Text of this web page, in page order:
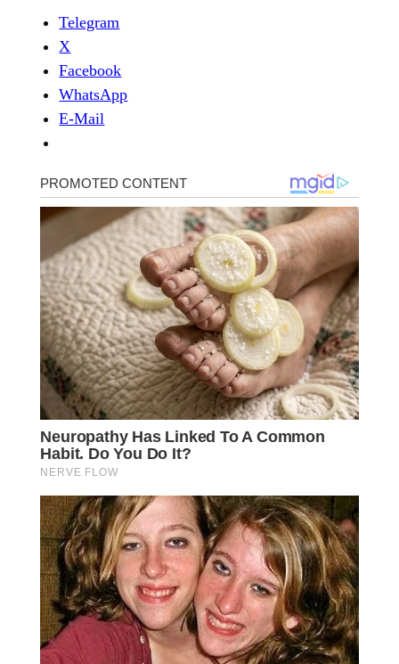
Telegram
X
Facebook
WhatsApp
E-Mail